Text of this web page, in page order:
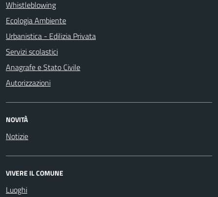
Whistleblowing
Ecologia Ambiente
Urbanistica - Edilizia Privata
Servizi scolastici
Anagrafe e Stato Civile
Autorizzazioni
NOVITÀ
Notizie
VIVERE IL COMUNE
Luoghi